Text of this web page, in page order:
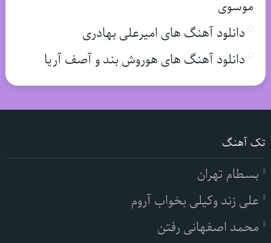
موسوی
دانلود آهنگ های امیرعلی بهادری
دانلود آهنگ های هوروش بند و آصف آریا
تک آهنگ
بسطام تهران
علی زند وکیلی بخواب آروم
محمد اصفهانی رفتن